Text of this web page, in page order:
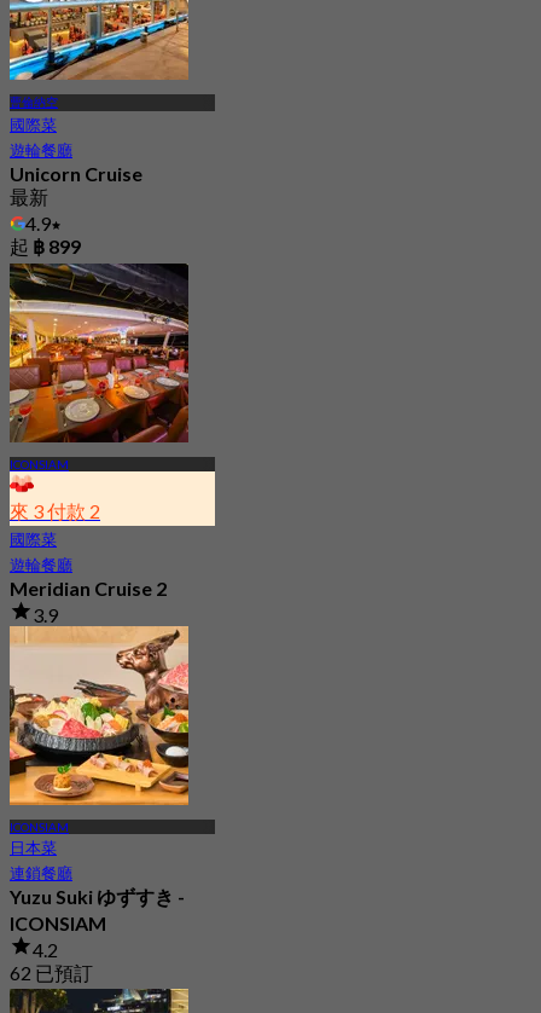
曹倫納空
國際菜
遊輪餐廳
Unicorn Cruise
最新
4.9
起 ฿ 899
ICONSIAM
來 3 付款 2
國際菜
遊輪餐廳
Meridian Cruise 2
3.9
1.3K 已預訂
ICONSIAM
日本菜
連鎖餐廳
Yuzu Suki ゆずすき -
ICONSIAM
4.2
62 已預訂
起฿ 830